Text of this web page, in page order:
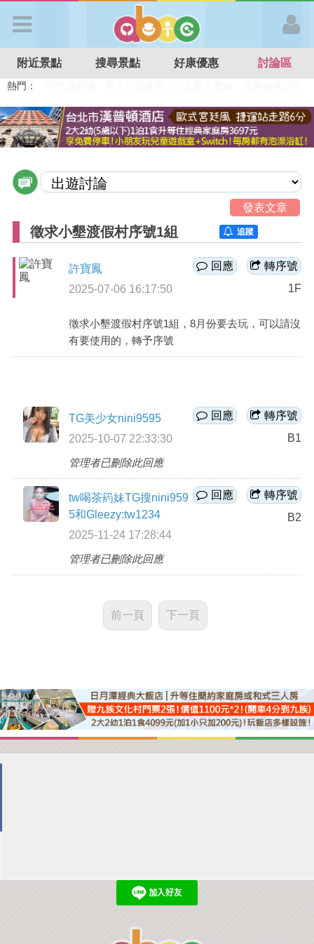
APP登入
首 頁
最新留言
商家合作
討論區
聯絡我們
APP下載
附近景點 搜尋景點 好康優惠 討論區
熱門：
發表文章
徵求小墾渡假村序號1組 追蹤
許寶鳳
2025-07-06 16:17:50
1F
回應 轉序號
徵求小墾渡假村序號1組，8月份要去玩，可以請沒
有要使用的，轉予序號
TG美少女nini9595
2025-10-07 22:33:30
B1
回應 轉序號
管理者已刪除此回應
tw喝茶箹妹TG搜nini959
5和Gleezy:tw1234
2025-11-24 17:28:44
B2
回應 轉序號
管理者已刪除此回應
前一頁 下一頁